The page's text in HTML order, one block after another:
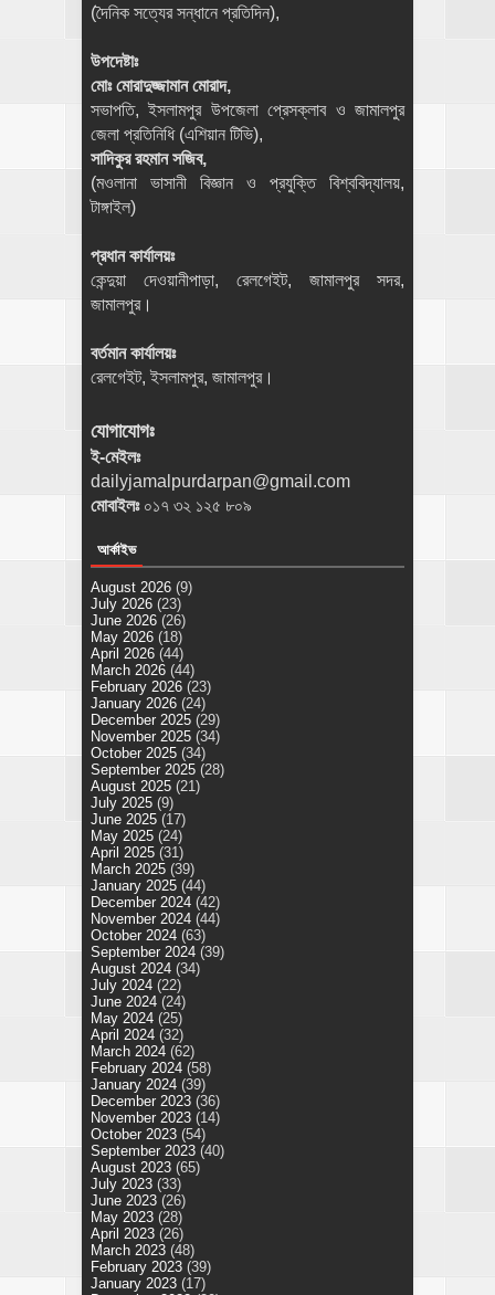
(দৈনিক সত্যের সন্ধানে প্রতিদিন),
উপদেষ্টাঃ
মোঃ মোরাদুজ্জামান মোরাদ,
সভাপতি, ইসলামপুর উপজেলা প্রেসক্লাব ও জামালপুর
জেলা প্রতিনিধি (এশিয়ান টিভি),
সাদিকুর রহমান সজিব,
(মওলানা ভাসানী বিজ্ঞান ও প্রযুক্তি বিশ্ববিদ্যালয়,
টাঙ্গাইল)
প্রধান কার্যালয়ঃ
কেন্দুয়া দেওয়ানীপাড়া, রেলগেইট, জামালপুর সদর,
জামালপুর।
বর্তমান কার্যালয়ঃ
রেলগেইট, ইসলামপুর, জামালপুর।
যোগাযোগঃ
ই-মেইলঃ
dailyjamalpurdarpan@gmail.com
মোবাইলঃ ০১৭ ৩২ ১২৫ ৮০৯
আর্কাইভ
August 2026 (9)
July 2026 (23)
June 2026 (26)
May 2026 (18)
April 2026 (44)
March 2026 (44)
February 2026 (23)
January 2026 (24)
December 2025 (29)
November 2025 (34)
October 2025 (34)
September 2025 (28)
August 2025 (21)
July 2025 (9)
June 2025 (17)
May 2025 (24)
April 2025 (31)
March 2025 (39)
January 2025 (44)
December 2024 (42)
November 2024 (44)
October 2024 (63)
September 2024 (39)
August 2024 (34)
July 2024 (22)
June 2024 (24)
May 2024 (25)
April 2024 (32)
March 2024 (62)
February 2024 (58)
January 2024 (39)
December 2023 (36)
November 2023 (14)
October 2023 (54)
September 2023 (40)
August 2023 (65)
July 2023 (33)
June 2023 (26)
May 2023 (28)
April 2023 (26)
March 2023 (48)
February 2023 (39)
January 2023 (17)